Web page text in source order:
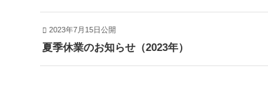
2023年7月15日公開
夏季休業のお知らせ（2023年）